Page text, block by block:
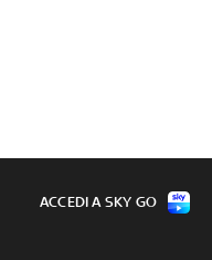
ACCEDI A SKY GO